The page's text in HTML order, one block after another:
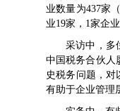
业数量为437家
业19家，1家企
采访中，多位
中国税务合伙人
史税务问题，
有助于企业管理